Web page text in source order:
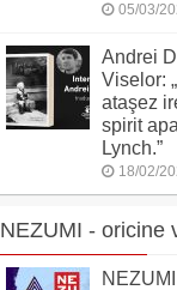
05/03/
Andrei
Viselor:
ataşez
spirit
Lynch.”
18/02/
NEZUMI - oricine